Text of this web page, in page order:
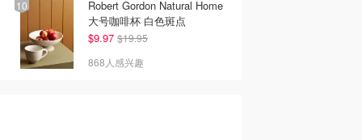
Robert Gordon Natural Home
大号咖啡杯 白色斑点
$9.97 $19.95
868人感兴趣